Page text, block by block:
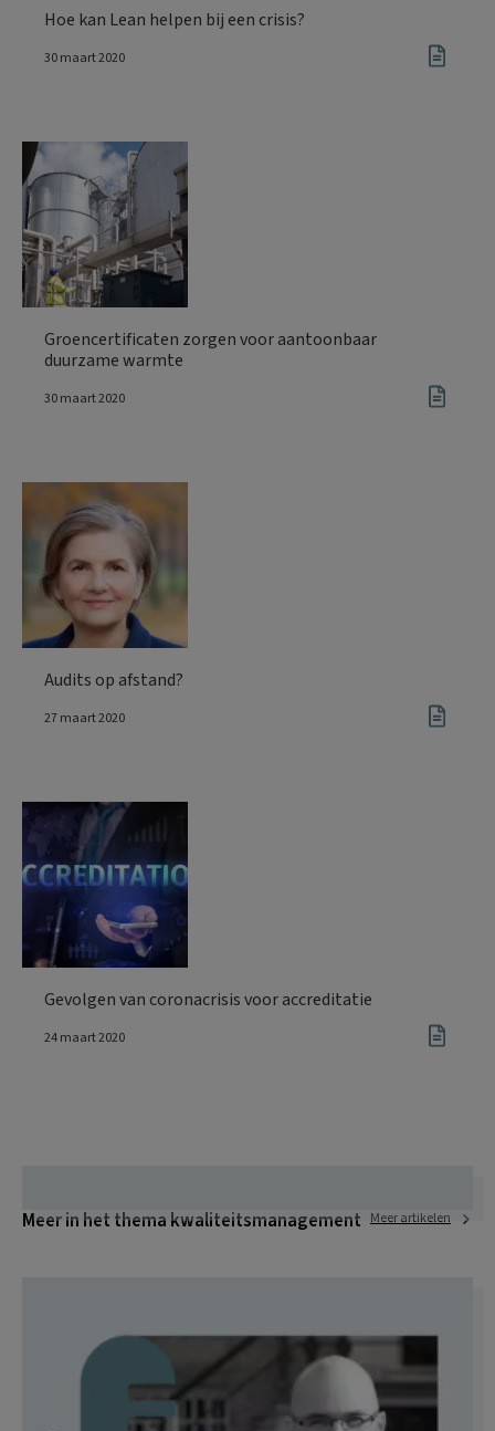
Hoe kan Lean helpen bij een crisis?
30 maart 2020
Groencertificaten zorgen voor aantoonbaar
duurzame warmte
30 maart 2020
Audits op afstand?
27 maart 2020
Gevolgen van coronacrisis voor accreditatie
24 maart 2020
Meer in het thema kwaliteitsmanagement Meer artikelen